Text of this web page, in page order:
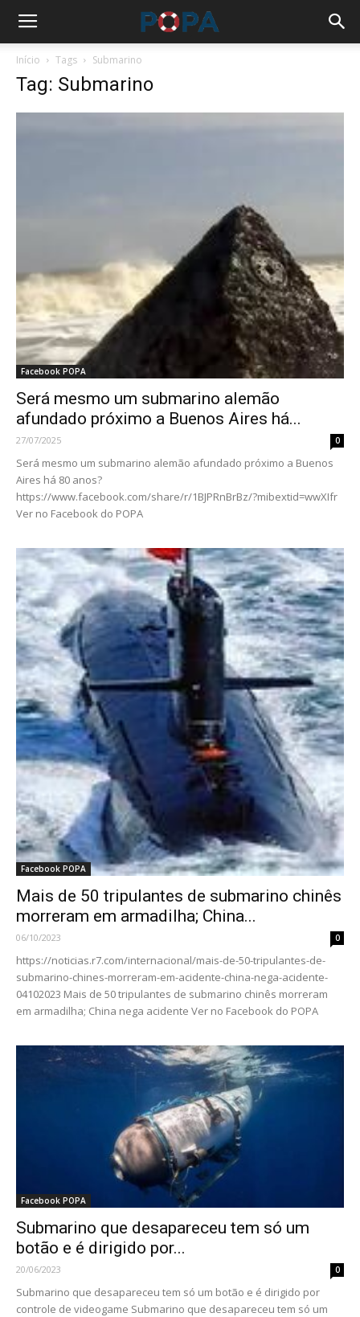
Início Tags Submarino
Tag: Submarino
Facebook POPA
Será mesmo um submarino alemão
afundado próximo a Buenos Aires há...
27/07/2025 0
Será mesmo um submarino alemão afundado próximo a Buenos
Aires há 80 anos?
https://www.facebook.com/share/r/1BJPRnBrBz/?mibextid=wwXIfr
Ver no Facebook do POPA
Facebook POPA
Mais de 50 tripulantes de submarino chinês
morreram em armadilha; China...
06/10/2023 0
https://noticias.r7.com/internacional/mais-de-50-tripulantes-de-
submarino-chines-morreram-em-acidente-china-nega-acidente-
04102023 Mais de 50 tripulantes de submarino chinês morreram
em armadilha; China nega acidente Ver no Facebook do POPA
Facebook POPA
Submarino que desapareceu tem só um
botão e é dirigido por...
20/06/2023 0
Submarino que desapareceu tem só um botão e é dirigido por
controle de videogame Submarino que desapareceu tem só um